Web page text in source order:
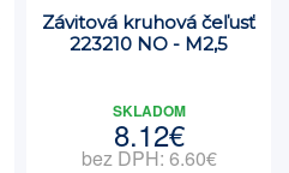
Závitová kruhová čeľusť
223210 NO - M2,5
SKLADOM
8.12€
bez DPH: 6.60€